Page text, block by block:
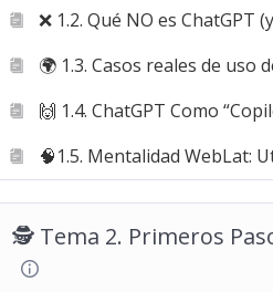
🔺 Personas sin privilegios
la IA como palanca de
🔺 Estudiantes,
🔺 Cualquier persona que
pero no sabe por dónde
Al finalizar el curso, no solo
con ChatGPT sin dejar de
❌ 1.2. Qué NO es
🌍 1.3. Casos reales de uso
🙌 1.4. ChatGPT Como
🧠1.5. Mentalidad WebLat:
🕵️ Tema 2. Primeros